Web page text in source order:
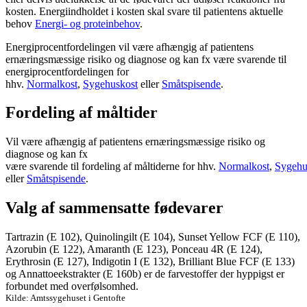
kosten. Energiindholdet i kosten skal svare til patientens aktuelle
behov Energi- og proteinbehov.
Energiprocentfordelingen vil være afhængig af patientens
ernæringsmæssige risiko og diagnose og kan fx være svarende til
energiprocentfordelingen for
hhv. Normalkost, Sygehuskost eller Småtspisende.
Fordeling af måltider
Vil være afhængig af patientens ernæringsmæssige risiko og
diagnose og kan fx
være svarende til fordeling af måltiderne for hhv. Normalkost,
eller Småtspisende.
Valg af sammensatte fødevarer
Tartrazin (E 102), Quinolingilt (E 104), Sunset Yellow FCF (E 110),
Azorubin (E 122), Amaranth (E 123), Ponceau 4R (E 124),
Erythrosin (E 127), Indigotin I (E 132), Brilliant Blue FCF (E 133)
og Annattoeekstrakter (E 160b) er de farvestoffer der hyppigst er
forbundet med overfølsomhed.
Kilde: Amtssygehuset i Gentofte